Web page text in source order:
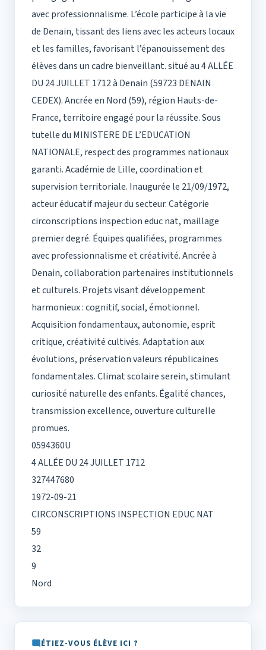
avec professionnalisme. L’école participe à la vie
de Denain, tissant des liens avec les acteurs locaux
et les familles, favorisant l’épanouissement des
élèves dans un cadre bienveillant. situé au 4 ALLÉE
DU 24 JUILLET 1712 à Denain (59723 DENAIN
CEDEX). Ancrée en Nord (59), région Hauts-de-
France, territoire engagé pour la réussite. Sous
tutelle du MINISTERE DE L’EDUCATION
NATIONALE, respect des programmes nationaux
garanti. Académie de Lille, coordination et
supervision territoriale. Inaugurée le 21/09/1972,
acteur éducatif majeur du secteur. Catégorie
circonscriptions inspection educ nat, maillage
premier degré. Équipes qualifiées, programmes
avec professionnalisme et créativité. Ancrée à
Denain, collaboration partenaires institutionnels
et culturels. Projets visant développement
harmonieux : cognitif, social, émotionnel.
Acquisition fondamentaux, autonomie, esprit
critique, créativité cultivés. Adaptation aux
évolutions, préservation valeurs républicaines
fondamentales. Climat scolaire serein, stimulant
curiosité naturelle des enfants. Égalité chances,
transmission excellence, ouverture culturelle
promues.
0594360U
4 ALLÉE DU 24 JUILLET 1712
327447680
1972-09-21
CIRCONSCRIPTIONS INSPECTION EDUC NAT
59
32
9
Nord
ÉTIEZ-VOUS ÉLÈVE ICI ?